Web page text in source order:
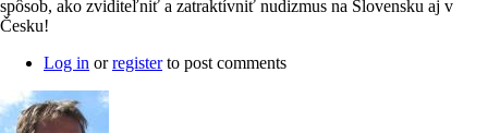
spôsob, ako zviditeľniť a zatraktívniť nudizmus na Slovensku aj v
Česku!
Log in orregisterto post comments